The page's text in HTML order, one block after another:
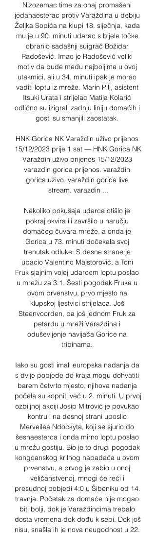
Nizozemac time za onaj promašeni
jedanaesterac protiv Varaždina u debiju
Željka Sopića na klupi 18. siječnja, kada
mu je u 90. minuti udarac s bijele točke
obranio sadašnji suigrač Božidar
Radošević. Imao je Radošević veliki
motiv da bude među najboljima u ovoj
utakmici, ali u 34. minuti ipak je morao
vaditi loptu iz mreže. Marin Pilj, asistent
Itsuki Urata i strijelac Matija Kolarić
odlično su izigrali zadnju liniju domaćih i
gosti su smanjili zaostatak.
HNK Gorica NK Varaždin uživo prijenos
15/12/2023 prije 1 sat — HNK Gorica NK
Varaždin uživo prijenos 15/12/2023
varazdin gorica prijenos. varaždin
gorica uživo. varaždin gorica live
stream. varazdin ...
Nekoliko pokušaja udarca otišlo je
pokraj okvira ili završilo u naručju
domaćeg čuvara mreže, a onda je
Gorica u 73. minuti dočekala svoj
trenutak odluke. S desne strane je
ubacio Valentino Majstorović, a Toni
Fruk sjajnim volej udarcem loptu poslao
u mrežu za 3:1. Šesti pogodak Fruka u
ovom prvenstvu, prvo mjesto na
klupskoj ljestvici strijelaca. Još
Steenvoorden, pa još jednom Fruk za
petardu u mreži Varaždina i
oduševljenje navijača Gorice na
tribinama.
Iako su gosti imali europska nadanja da
s dvije pobjede do kraja mogu dohvatiti
barem četvrto mjesto, njihova nadanja
počela su kopniti već u 2. minuti. U prvoj
ozbiljnoj akciji Josip Mitrović je povukao
kontru i na desnoj strani uposlio
Merveilea Ndockyta, koji se sjurio do
šesnaesterca i onda mirno loptu poslao
u mrežu gostiju. Bio je to drugi pogodak
kongoanskog krilnog napadača u ovom
prvenstvu, a prvog je zabio u onoj
veličanstvenoj, mnogi će reći i
presudnoj pobjedi 4:0 u Šibeniku od 14.
travnja. Početak za domaće nije mogao
biti bolji, dok je Varaždincima trebalo
dosta vremena dok dođu k sebi. Dok još
nisu, snašla ih je nova neugodnost u 22.